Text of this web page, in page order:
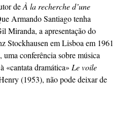
deÀ la recherche d’une
Armando Santiago tenha
Miranda, a apresentação do
Stockhausen em Lisboa em 1961
uma conferência sobre música
«cantata dramática» Le voile
(1953), não pode deixar de